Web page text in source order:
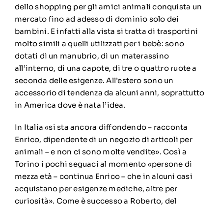
dello shopping per gli amici animali conquista un
mercato fino ad adesso di dominio solo dei
bambini. E infatti alla vista si tratta di trasportini
molto simili a quelli utilizzati per i bebè: sono
dotati di un manubrio, di un materassino
all’interno, di una capote, di tre o quattro ruote a
seconda delle esigenze. All’estero sono un
accessorio di tendenza da alcuni anni, soprattutto
in America dove è nata l’idea.
In Italia «si sta ancora diffondendo – racconta
Enrico, dipendente di un negozio di articoli per
animali – e non ci sono molte vendite». Così a
Torino i pochi seguaci al momento «persone di
mezza età – continua Enrico – che in alcuni casi
acquistano per esigenze mediche, altre per
curiosità». Come è successo a Roberto, del